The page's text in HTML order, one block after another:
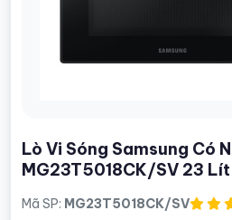
Lò Vi Sóng Samsung Có
MG23T5018CK/SV 23 Lít
Mã SP: MG23T5018CK/SV